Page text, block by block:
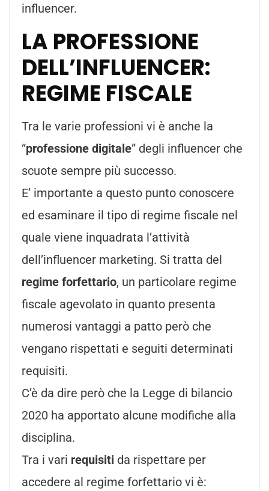
influencer.
LA PROFESSIONE
DELL’INFLUENCER:
REGIME FISCALE
Tra le varie professioni vi è anche la
“professione digitale” degli influencer che
scuote sempre più successo.
E’ importante a questo punto conoscere
ed esaminare il tipo di regime fiscale nel
quale viene inquadrata l’attività
dell’influencer marketing. Si tratta del
regime forfettario, un particolare regime
fiscale agevolato in quanto presenta
numerosi vantaggi a patto però che
vengano rispettati e seguiti determinati
requisiti.
C’è da dire però che la Legge di bilancio
2020 ha apportato alcune modifiche alla
disciplina.
Tra i vari requisiti da rispettare per
accedere al regime forfettario vi è: